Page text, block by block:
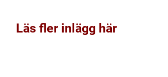
Läs fler inlägg här